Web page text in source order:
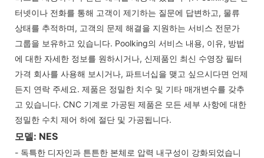
터넷이나 전화를 통해 고객이 제기하는 질문에 답변하고, 물류
상태를 추적하며, 고객의 문제 해결을 지원하는 서비스 전문가
그룹을 보유하고 있습니다. Poolking의 서비스 내용, 이유, 방법
에 대한 자세한 정보를 원하시거나, 신제품인 최신 수영장 필터
가격 회사를 사용해 보시거나, 파트너십을 맺고 싶으시다면 언제
든지 연락 주세요. 제품은 정밀한 치수 및 기타 매개변수를 갖추
고 있습니다. CNC 기계로 가공된 제품은 모든 세부 사항에 대한
정밀한 수치 제어 하에 절단 및 가공됩니다.
모델: NES
- 독특한 디자인과 튼튼한 본체로 압력 내구성이 강화되었습니